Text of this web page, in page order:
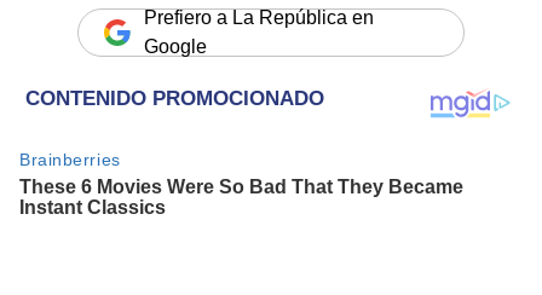
Prefiero a La República en
Google